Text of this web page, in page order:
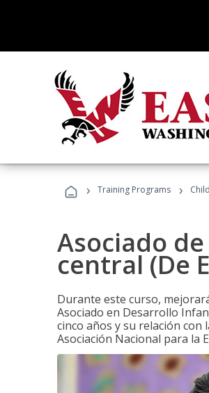
› Training Programs ›
Asociado
central (De
Durante este curso,
Asociado en Desarrollo
cinco años y su relación con
Asociación Nacional para la